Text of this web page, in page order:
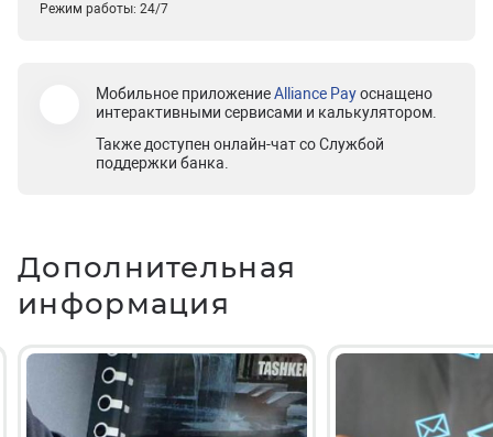
Режим работы: 24/7
Мобильное приложениеAlliance Payоснащено
интерактивными сервисами и калькулятором.
Также доступен онлайн-чат со Службой
поддержки банка.
Дополнительная
информация